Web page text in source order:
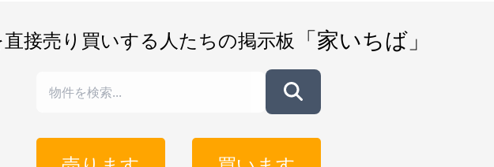
接売り買いする人たちの掲示板 「家いちば」